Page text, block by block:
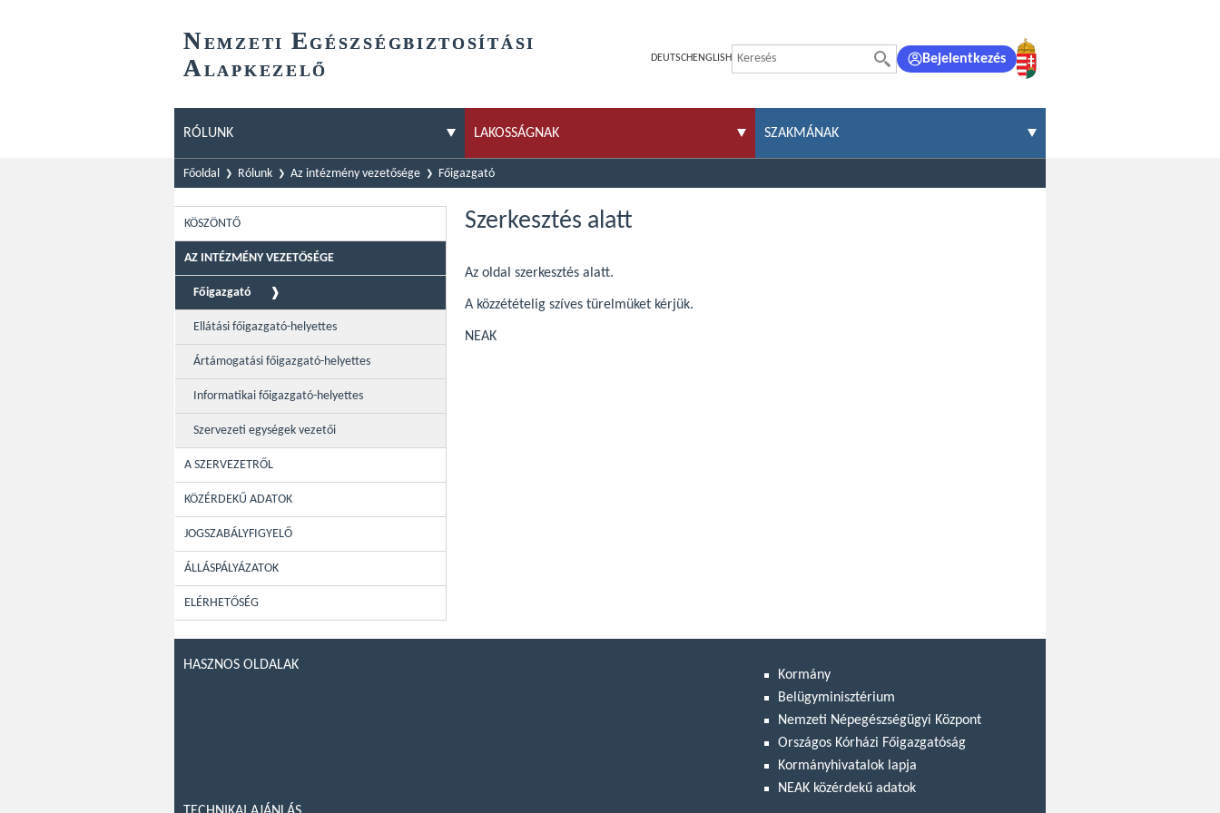
NEMZETI EGÉSZSÉGBIZTOSÍTÁSI
ALAPKEZELŐ
DEUTSCH ENGLISH Bejelentkezés
RÓLUNK LAKOSSÁGNAK SZAKMÁNAK
Főoldal Rólunk Az intézmény vezetősége Főigazgató
KÖSZÖNTŐ
AZ INTÉZMÉNY VEZETŐSÉGE
Főigazgató
Ellátási főigazgató-helyettes
Ártámogatási főigazgató-helyettes
Informatikai főigazgató-helyettes
Szervezeti egységek vezetői
A SZERVEZETRŐL
KÖZÉRDEKŰ ADATOK
JOGSZABÁLYFIGYELŐ
ÁLLÁSPÁLYÁZATOK
ELÉRHETŐSÉG
Szerkesztés alatt
Az oldal szerkesztés alatt.
A közzétételig szíves türelmüket kérjük.
NEAK
HASZNOS OLDALAK
Kormány
Belügyminisztérium
Nemzeti Népegészségügyi Központ
Országos Kórházi Főigazgatóság
Kormányhivatalok lapja
NEAK közérdekű adatok